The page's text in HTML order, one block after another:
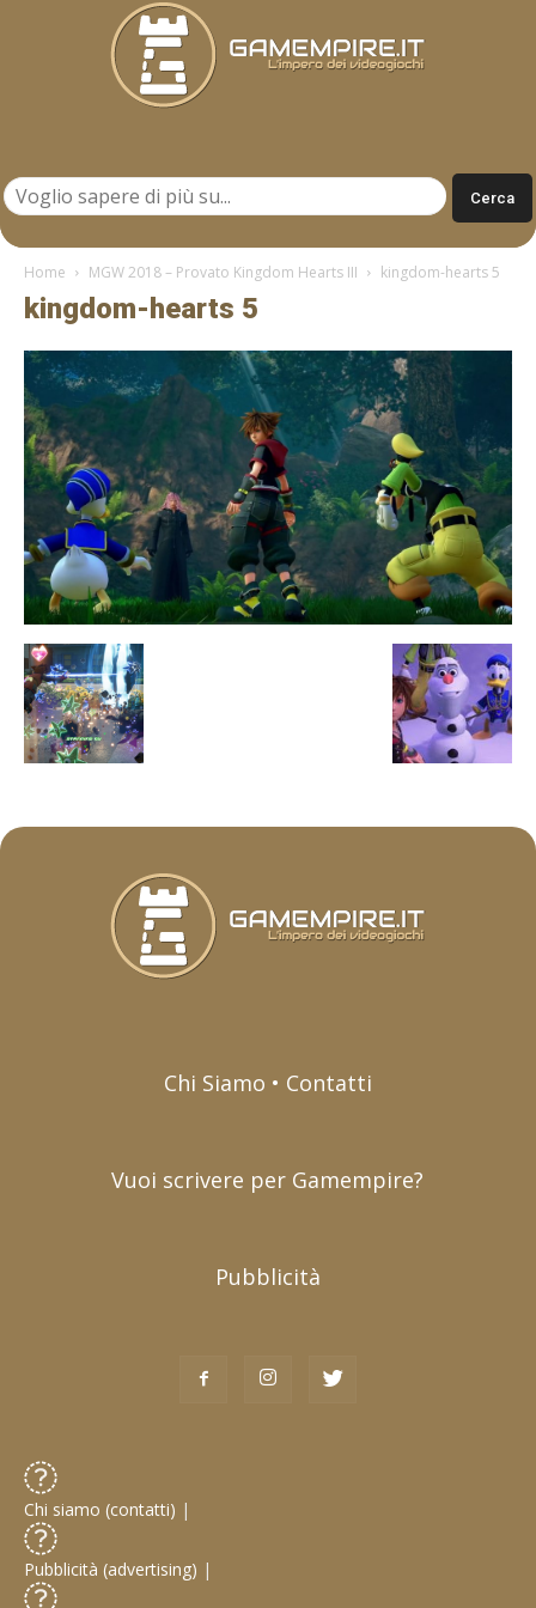
Home MGW 2018 – Provato Kingdom Hearts III kingdom-hearts 5
kingdom-hearts 5
Chi Siamo • Contatti
Vuoi scrivere per Gamempire?
Pubblicità
Chi siamo (contatti) |
Pubblicità (advertising) |